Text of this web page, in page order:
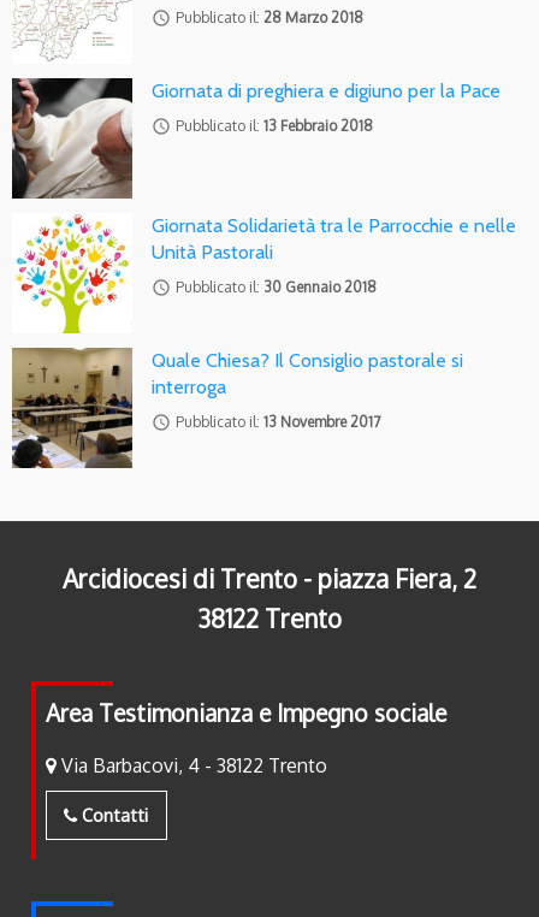
access_time Pubblicato il: 28 Marzo 2018
Giornata di preghiera e digiuno per la Pace
access_time Pubblicato il: 13 Febbraio 2018
Giornata Solidarietà tra le Parrocchie e nelle
Unità Pastorali
access_time Pubblicato il: 30 Gennaio 2018
Quale Chiesa? Il Consiglio pastorale si
interroga
access_time Pubblicato il: 13 Novembre 2017
Arcidiocesi di Trento - piazza Fiera, 2
38122 Trento
Area Testimonianza e Impegno sociale
Via Barbacovi, 4 - 38122 Trento
Contatti